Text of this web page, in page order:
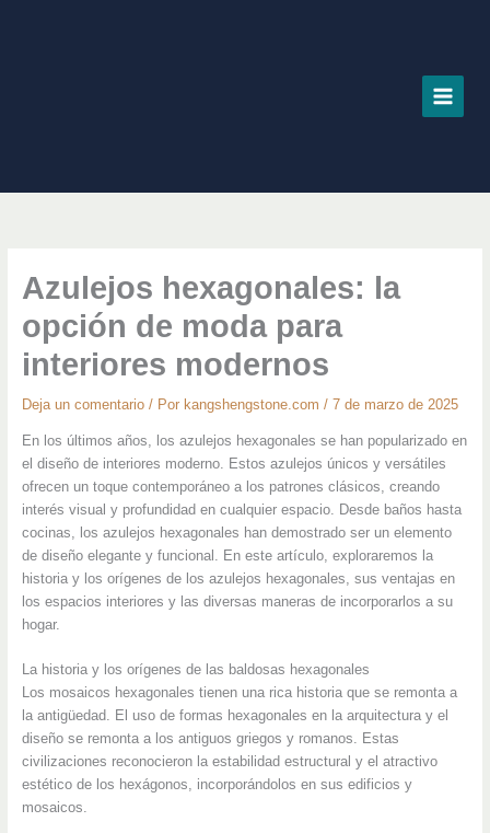
Azulejos hexagonales: la
opción de moda para
interiores modernos
Deja un comentario / Por kangshengstone.com / 7 de marzo de 2025
En los últimos años, los azulejos hexagonales se han popularizado en
el diseño de interiores moderno. Estos azulejos únicos y versátiles
ofrecen un toque contemporáneo a los patrones clásicos, creando
interés visual y profundidad en cualquier espacio. Desde baños hasta
cocinas, los azulejos hexagonales han demostrado ser un elemento
de diseño elegante y funcional. En este artículo, exploraremos la
historia y los orígenes de los azulejos hexagonales, sus ventajas en
los espacios interiores y las diversas maneras de incorporarlos a su
hogar.
La historia y los orígenes de las baldosas hexagonales
Los mosaicos hexagonales tienen una rica historia que se remonta a
la antigüedad. El uso de formas hexagonales en la arquitectura y el
diseño se remonta a los antiguos griegos y romanos. Estas
civilizaciones reconocieron la estabilidad estructural y el atractivo
estético de los hexágonos, incorporándolos en sus edificios y
mosaicos.